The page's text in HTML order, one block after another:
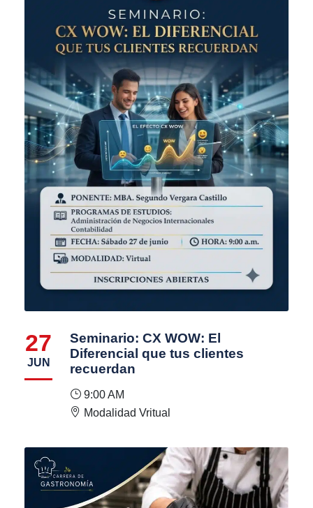
27
JUN
Seminario: CX WOW: El
Diferencial que tus clientes
recuerdan
9:00 AM
Modalidad Vritual